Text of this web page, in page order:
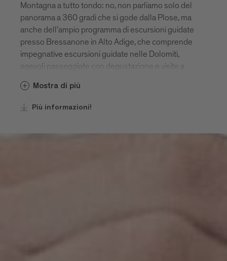
Montagna a tutto tondo: no, non parliamo solo del
panorama a 360 gradi che si gode dalla Plose, ma
anche dell’ampio programma di escursioni guidate
presso Bressanone in Alto Adige, che comprende
impegnative escursioni guidate nelle Dolomiti,
agevoli passeggiate con degustazione e visite a
pena di approfittarne, anche perché alcune
esperienze ti saranno offerte in esclusiva, tutto
Mostra di più
Più informazioni!